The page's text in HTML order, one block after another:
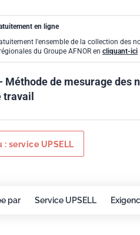
en ligne
l'ensemble de la collection des
du Groupe AFNOR en cliquant-ici
Méthode de mesurage des
: service UPSELL
par Service UPSELL